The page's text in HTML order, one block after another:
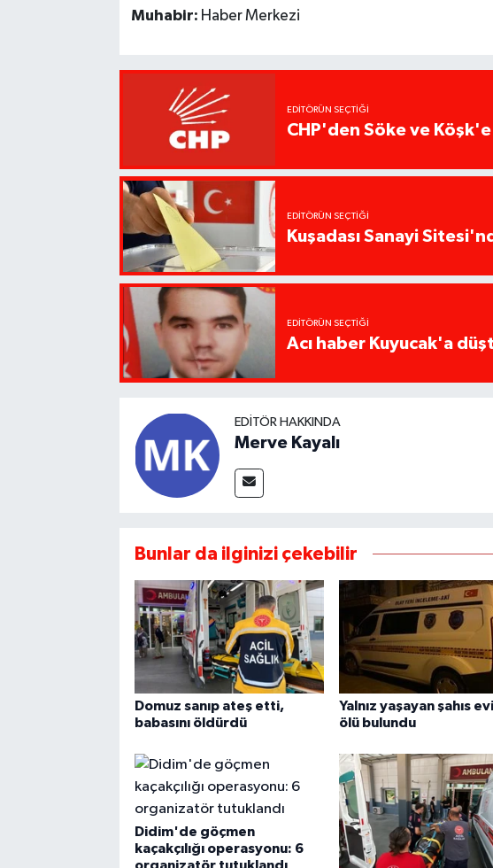
Muhabir: Haber Merkezi
EDITÖRÜN SEÇTIĞI
CHP'den Söke ve Köşk'e
EDITÖRÜN SEÇTIĞI
Kuşadası Sanayi
EDITÖRÜN SEÇTIĞI
Acı haber Kuyucak'a
EDITÖR HAKKINDA
Merve Kayalı
Bunlar da ilginizi çekebilir
Domuz sanıp ateş etti,
babasını öldürdü
Yalnız yaşayan şahıs
ölü bulundu
Didim'de göçmen
kaçakçılığı operasyonu: 6